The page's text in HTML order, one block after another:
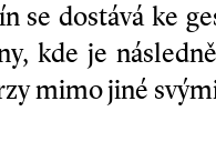
se dostává ke
kde je
mimo jiné